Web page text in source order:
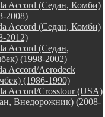
Accord (Седан, Комби)
2008)
Accord (Седан, Комби)
2012)
Accord (Седан,
(1998-2002)
Accord/Aerodeck
(1986-1990)
Accord/Crosstour (USA)
Внедорожник) (2008-